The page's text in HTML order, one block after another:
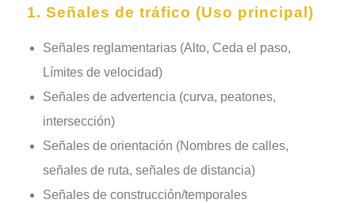
1. Señales de tráfico (Uso principal)
Señales reglamentarias (Alto, Ceda el paso,
Límites de velocidad)
Señales de advertencia (curva, peatones,
intersección)
Señales de orientación (Nombres de calles,
señales de ruta, señales de distancia)
Señales de construcción/temporales